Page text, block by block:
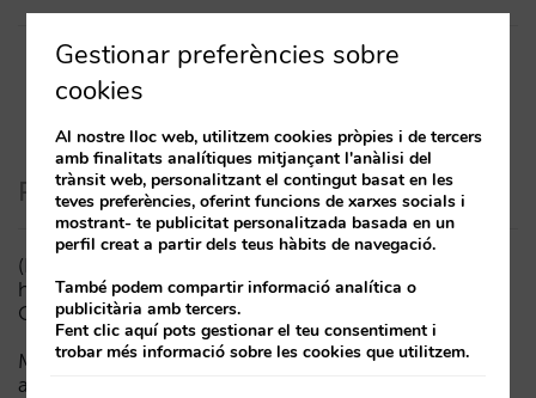
Posts recents
(ESP) ¿Puede un Mundial reducir las reservas
hoteleras? El caso de México durante la FIFA World
Cup 2026
Menys campanyes, més intel·ligents: manual IA per
actualitzar el màrqueting digital del teu hotel (part 1)
Gestionar preferències sobre
cookies
Al nostre lloc web, utilitzem cookies pròpies i de tercers
amb finalitats analítiques mitjançant l'anàlisi del
trànsit web, personalitzant el contingut basat en les
teves preferències, oferint funcions de xarxes socials i
mostrant- te publicitat personalitzada basada en un
perfil creat a partir dels teus hàbits de navegació.
També podem compartir informació analítica o
publicitària amb tercers.
Fent clic aquí pots gestionar el teu consentiment i
trobar més informació sobre les cookies que utilitzem.